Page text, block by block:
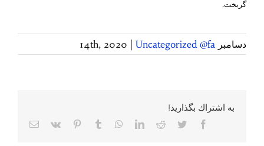
گریخت.
دسامبر 14th, 2020 Uncategorized @fa
به اشتراك بگذاريد!
Facebook
Twitter
Reddit
LinkedIn
WhatsApp
Tumblr
Pinterest
Vk
پست